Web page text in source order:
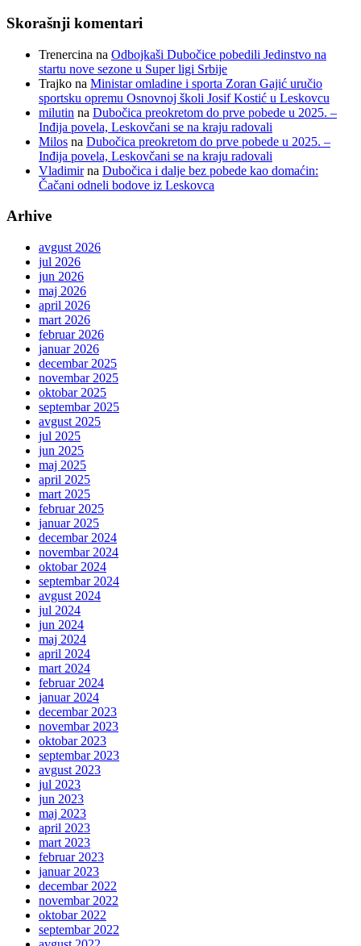
Skorašnji komentari
Trenercina na Odbojkaši Dubočice pobedili Jedinstvo na
startu nove sezone u Super ligi Srbije
Trajko na Ministar omladine i sporta Zoran Gajić uručio
sportsku opremu Osnovnoj školi Josif Kostić u Leskovcu
milutin na Dubočica preokretom do prve pobede u 2025. –
Inđija povela, Leskovčani se na kraju radovali
Milos na Dubočica preokretom do prve pobede u 2025. –
Inđija povela, Leskovčani se na kraju radovali
Vladimirna Dubočica i dalje bez pobede kao domaćin:
Čačani odneli bodove iz Leskovca
Arhive
avgust 2026
jul 2026
jun 2026
maj 2026
april 2026
mart 2026
februar 2026
januar 2026
decembar 2025
novembar 2025
oktobar 2025
septembar 2025
avgust 2025
jul 2025
jun 2025
maj 2025
april 2025
mart 2025
februar 2025
januar 2025
decembar 2024
novembar 2024
oktobar 2024
septembar 2024
avgust 2024
jul 2024
jun 2024
maj 2024
april 2024
mart 2024
februar 2024
januar 2024
decembar 2023
novembar 2023
oktobar 2023
septembar 2023
avgust 2023
jul 2023
jun 2023
maj 2023
april 2023
mart 2023
februar 2023
januar 2023
decembar 2022
novembar 2022
oktobar 2022
septembar 2022